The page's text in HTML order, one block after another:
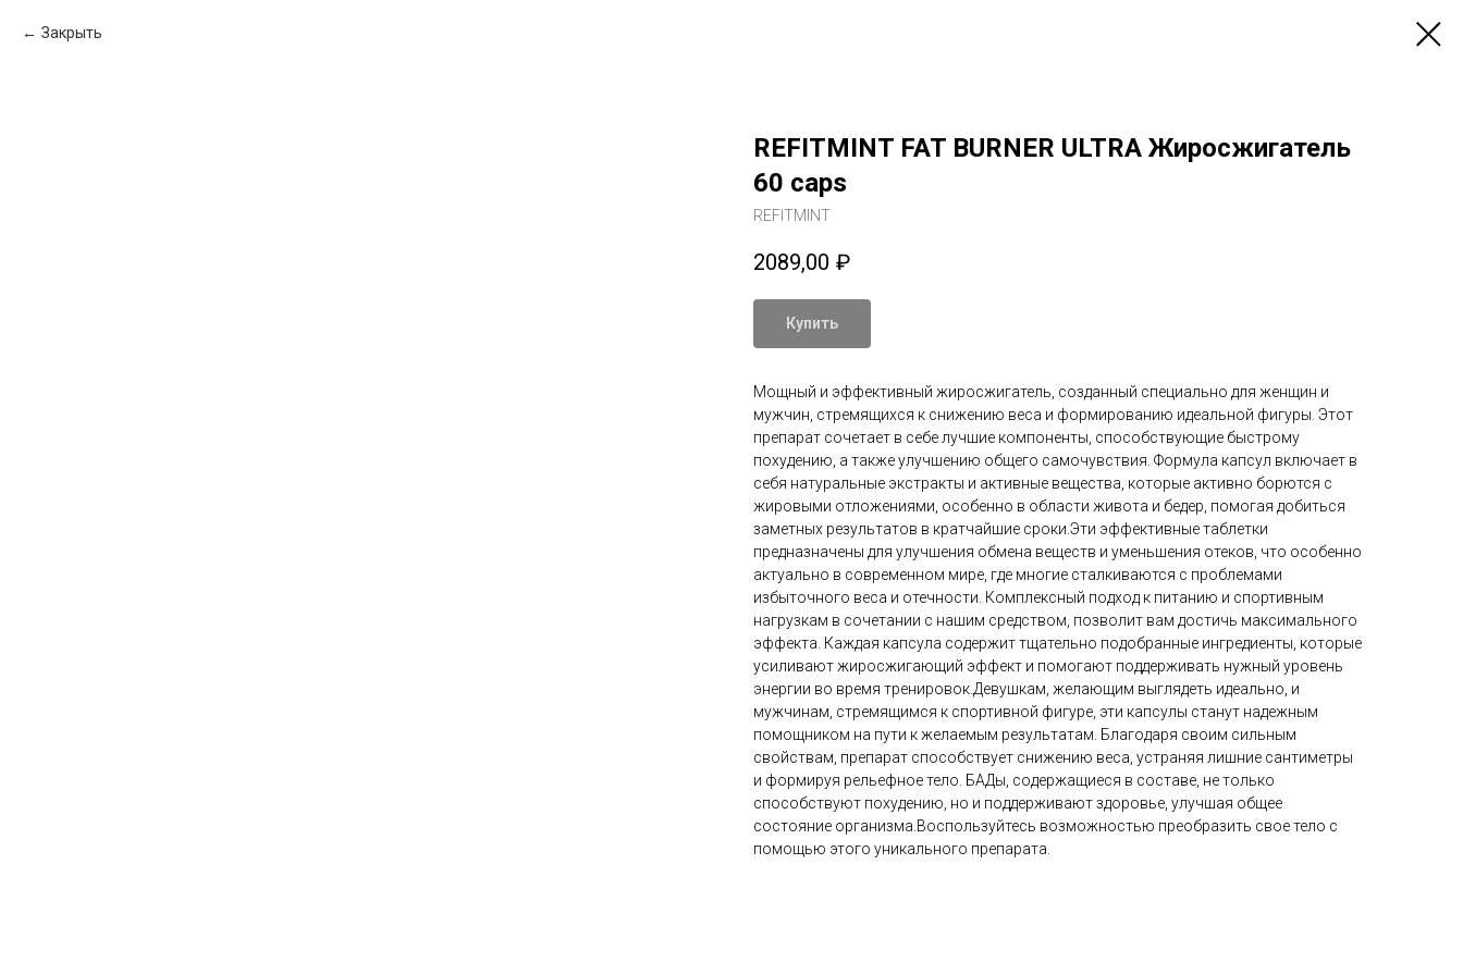
Закрыть
REFITMINT FAT BURNER ULTRA Жиросжигатель
60 caps
REFITMINT
2089,00 ₽
Купить
Мощный и эффективный жиросжигатель, созданный специально для женщин и
мужчин, стремящихся к снижению веса и формированию идеальной фигуры. Этот
препарат сочетает в себе лучшие компоненты, способствующие быстрому
похудению, а также улучшению общего самочувствия. Формула капсул включает в
себя натуральные экстракты и активные вещества, которые активно борются с
жировыми отложениями, особенно в области живота и бедер, помогая добиться
заметных результатов в кратчайшие сроки.Эти эффективные таблетки
предназначены для улучшения обмена веществ и уменьшения отеков, что особенно
актуально в современном мире, где многие сталкиваются с проблемами
избыточного веса и отечности. Комплексный подход к питанию и спортивным
нагрузкам в сочетании с нашим средством, позволит вам достичь максимального
эффекта. Каждая капсула содержит тщательно подобранные ингредиенты, которые
усиливают жиросжигающий эффект и помогают поддерживать нужный уровень
энергии во время тренировок.Девушкам, желающим выглядеть идеально, и
мужчинам, стремящимся к спортивной фигуре, эти капсулы станут надежным
помощником на пути к желаемым результатам. Благодаря своим сильным
свойствам, препарат способствует снижению веса, устраняя лишние сантиметры
и формируя рельефное тело. БАДы, содержащиеся в составе, не только
способствуют похудению, но и поддерживают здоровье, улучшая общее
состояние организма.Воспользуйтесь возможностью преобразить свое тело с
помощью этого уникального препарата.